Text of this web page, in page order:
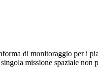
di monitoraggio per i
missione spaziale non